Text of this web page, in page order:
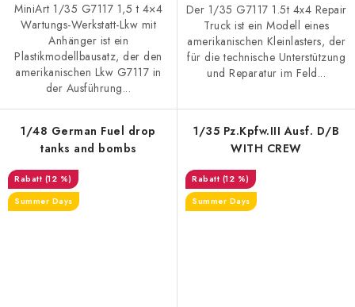
MiniArt 1/35 G7117 1,5 t 4×4
Wartungs-Werkstatt-Lkw mit
Anhänger ist ein
Plastikmodellbausatz, der den
amerikanischen Lkw G7117 in
der Ausführung...
Der 1/35 G7117 1.5t 4x4 Repair
Truck ist ein Modell eines
amerikanischen Kleinlasters, der
für die technische Unterstützung
und Reparatur im Feld...
1/48 German Fuel drop
tanks and bombs
(12 %)
Summer Days
1/35 Pz.Kpfw.III Ausf. D/B
WITH CREW
(12 %)
Summer Days